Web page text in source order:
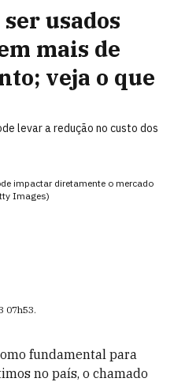
usados
mais de
veja o que
levar a redução no custo dos
impactar diretamente o mercado
Images)
07h53.
fundamental para
no país, o chamado